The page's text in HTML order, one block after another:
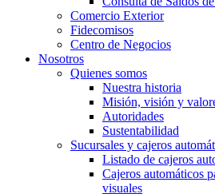
Comercio Exterior
Fidecomisos
Centro de Negocios
Nosotros
Quienes somos
Nuestra historia
Misión, visión y
Autoridades
Sustentabilidad
Sucursales y cajeros
Listado de cajeros
Cajeros automáticos
visuales